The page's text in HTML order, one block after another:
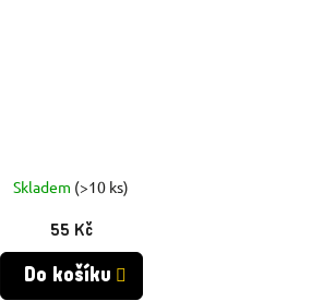
Skladem (>10 ks)
55 Kč
Do košíku